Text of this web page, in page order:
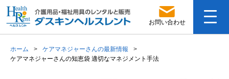
お問い合わせ
ホーム
ケアマネジャーさんの最新情報
ケアマネジャーさんの知恵袋 適切なマネジメント手法